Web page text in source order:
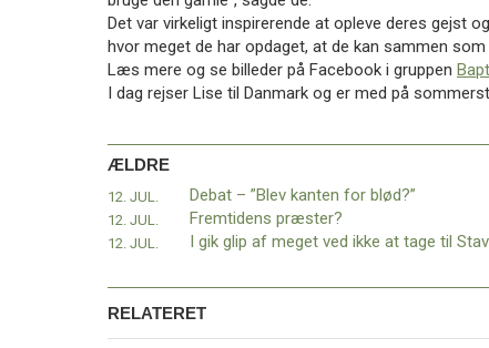
Det var virkeligt inspirerende at opleve deres gejst
hvor meget de har opdaget, at de kan sammen
Læs mere og se billeder på Facebook i gruppen
I dag rejser Lise til Danmark og er med på
ÆLDRE
12. JUL. Debat – ”Blev kanten for blød?”
12. JUL. Fremtidens præster?
12. JUL.
RELATERET